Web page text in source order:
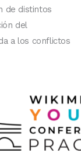
de distintos
del
a los conflictos